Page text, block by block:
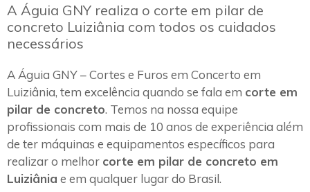
A Águia GNY realiza o corte em pilar de
concreto Luiziânia com todos os cuidados
necessários
A Águia GNY – Cortes e Furos em Concerto em
Luiziânia, tem excelência quando se fala em corte em
pilar de concreto. Temos na nossa equipe
profissionais com mais de 10 anos de experiência além
de ter máquinas e equipamentos específicos para
realizar o melhor corte em pilar de concreto em
Luiziânia e em qualquer lugar do Brasil.